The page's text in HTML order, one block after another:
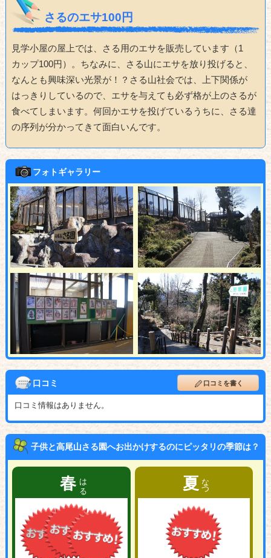
さるのエサ100円
見学小屋の屋上では、さる用のエサを販売しています（1
カップ100円）。ちなみに、さる山にエサを放り投げると、
なんとも興味深い光景が！？さる山社会では、上下関係が
はっきりしているので、エサを与えても必ず格が上のさるが
食べてしまいます。何回かエサを投げているうちに、さる達
の序列が分かってきて面白いんです。
フォトギャラリー
口コミ 口コミを書く
口コミ情報はありません。
子供と高尾山さる園へお出かけするのにピッタリの季節は？
春はる 夏なつ